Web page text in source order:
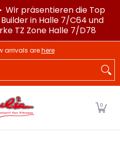
Wir präsentieren die Top
in Halle 7/C64 und
TZ Zone Halle 7/D78
IMPULSE®
arrivals arehere
0